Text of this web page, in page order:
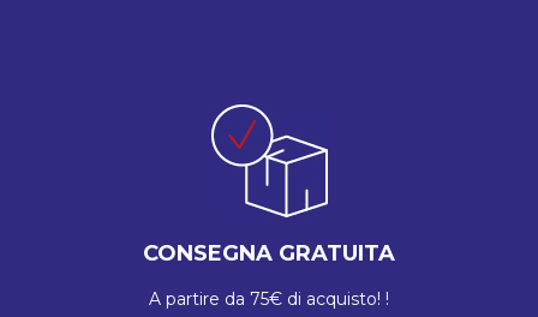
CONSEGNA GRATUITA
A partire da 75€ di acquisto! !